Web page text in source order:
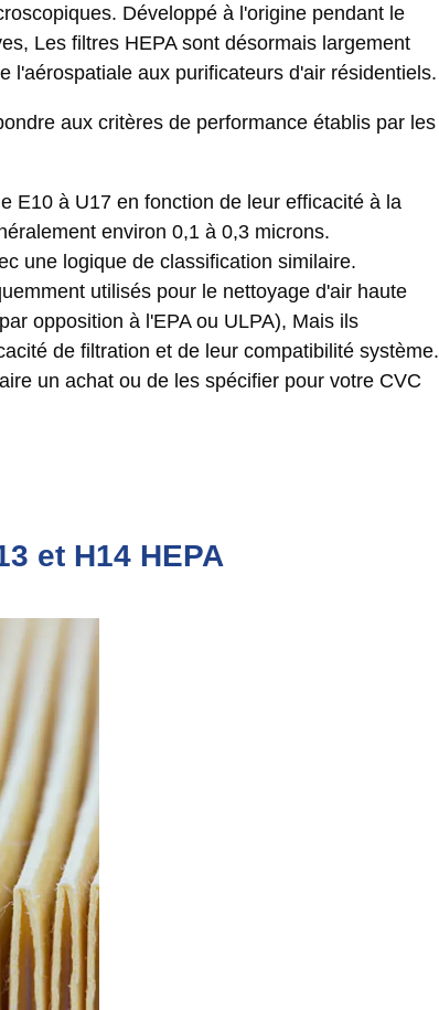
Développé à l'origine pendant le
Les filtres HEPA sont désormais largement
l'aérospatiale aux purificateurs d'air résidentiels.
aux critères de performance établis par les
E10 à U17 en fonction de leur efficacité à la
environ 0,1 à 0,3 microns.
une logique de classification similaire.
utilisés pour le nettoyage d'air haute
opposition à l'EPA ou ULPA), Mais ils
de filtration et de leur compatibilité système.
un achat ou de les spécifier pour votre CVC
et H14 HEPA